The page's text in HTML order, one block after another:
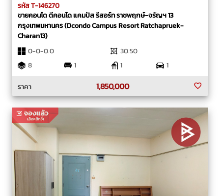
รหัส T-146270
ขายคอนโด ดีคอนโด แคมปัส รีสอร์ท ราชพฤกษ์-จรัญฯ 13
กรุงเทพมหานคร (Dcondo Campus Resort Ratchapruek-
Charan13)
0-0-0.0
30.50
8
1 1
1
ราคา
1,850,000